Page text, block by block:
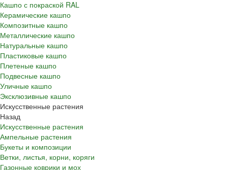
Кашпо с покраской RAL
Керамические кашпо
Композитные кашпо
Металлические кашпо
Натуральные кашпо
Пластиковые кашпо
Плетеные кашпо
Подвесные кашпо
Уличные кашпо
Эксклюзивные кашпо
Искусственные растения
Назад
Искусственные растения
Ампельные растения
Букеты и композиции
Ветки, листья, корни, коряги
Газонные коврики и мох